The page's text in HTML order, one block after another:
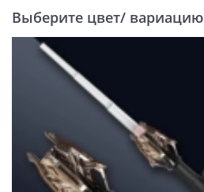
Выберите цвет/ вариацию